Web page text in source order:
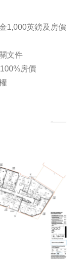
1,000英鎊及房價
文件
房價